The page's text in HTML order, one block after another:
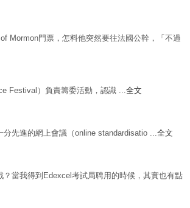
Mormon門票，怎料他突然要往法國公幹，「不過
Festival）負責籌委活動，認識 ...全文
先進的網上會議（online standardisatio ...全文
當我得到Edexcel考試局聘用的時候，其實也有點